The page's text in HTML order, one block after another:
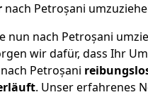
nach Petroșani
nun nach Petroșani
wir dafür, dass Ihr
Petroșani
. Unser erfahrenes